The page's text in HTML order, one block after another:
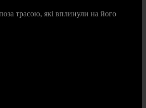
трасою, які вплинули на його